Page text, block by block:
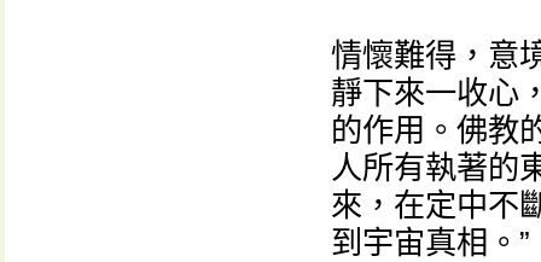
情懷難得，意
靜下來一收心
的作用。佛教
人所有執著的
來，在定中不
到宇宙真相。”